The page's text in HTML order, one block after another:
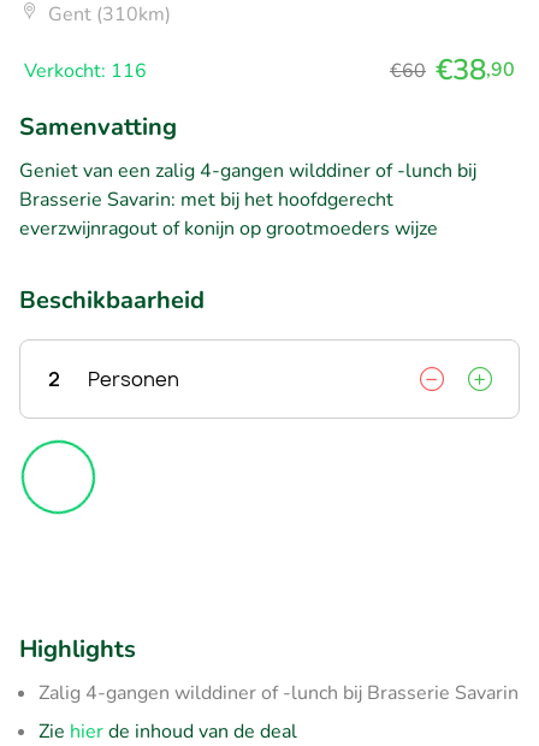
Gent (310km)
Verkocht: 116 €60 €38,90
Samenvatting
Geniet van een zalig 4-gangen wilddiner of -lunch bij
Brasserie Savarin: met bij het hoofdgerecht
everzwijnragout of konijn op grootmoeders wijze
Beschikbaarheid
2 Personen
Highlights
Zalig 4-gangen wilddiner of -lunch bij Brasserie Savarin
Zie hierde inhoud van de deal